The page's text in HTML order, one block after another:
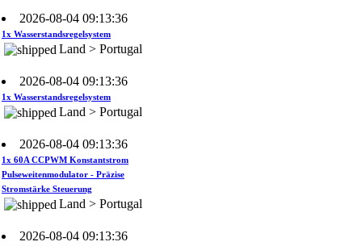
Land > Portugal
2026-08-04 09:13:36
Land > Portugal
2026-08-04 09:13:36
Pulseweitenmodulator - Präzise
Stromstärke Steuerung
Land > Portugal
2026-08-04 09:13:36
Pulseweitenmodulator - Präzise